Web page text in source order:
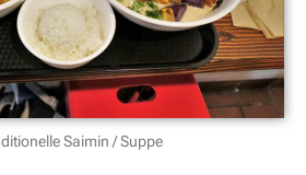
Saimin / Suppe